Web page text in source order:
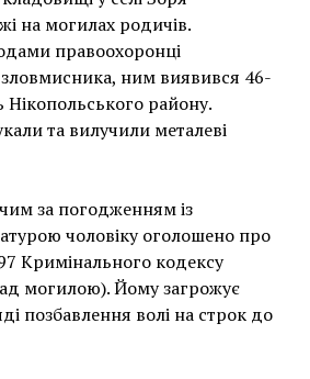
на могилах родичів.
правоохоронці
ним виявився 46-
району.
та вилучили металеві
за погодженням із
чоловіку оголошено про
Кримінального кодексу
могилою). Йому загрожує
позбавлення волі на строк до